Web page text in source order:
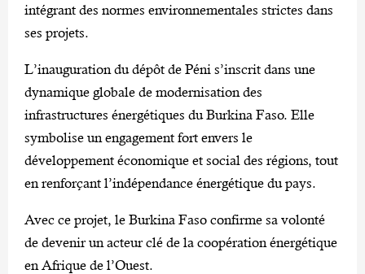
intégrant des normes environnementales strictes dans
ses projets.
L’inauguration du dépôt de Péni s’inscrit dans une
dynamique globale de modernisation des
infrastructures énergétiques du Burkina Faso. Elle
symbolise un engagement fort envers le
développement économique et social des régions, tout
en renforçant l’indépendance énergétique du pays.
Avec ce projet, le Burkina Faso confirme sa volonté
de devenir un acteur clé de la coopération énergétique
en Afrique de l’Ouest.